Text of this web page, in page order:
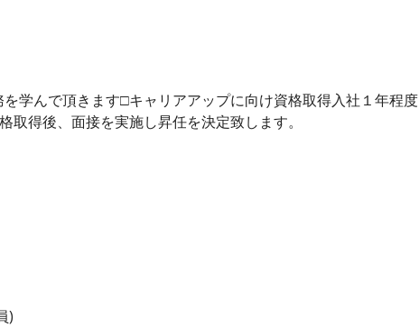
学んで頂きます□キャリアアップに向け資格取得入社１年程度
得後、面接を実施し昇任を決定致します。
)